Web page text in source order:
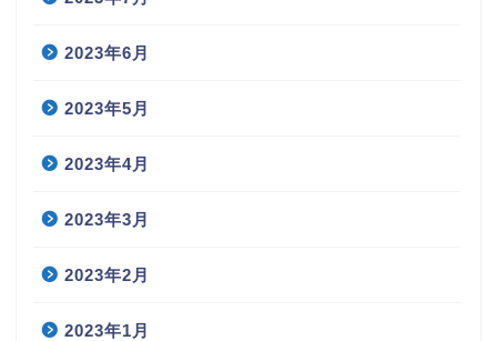
2023年6月
2023年5月
2023年4月
2023年3月
2023年2月
2023年1月